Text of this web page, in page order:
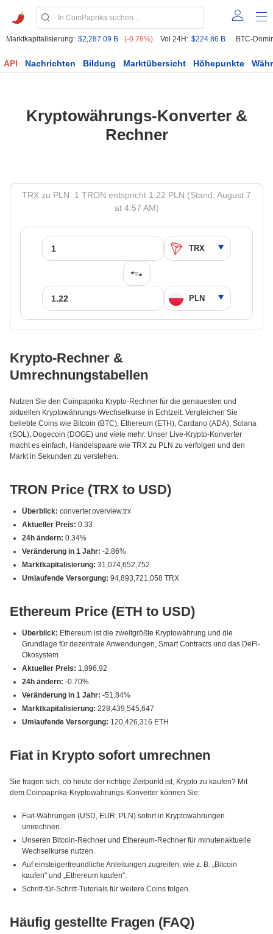
Marktkapitalisierung: $2,287.09 B (-0.78%) Vol 24H: $224.86 B BTC-
API Nachrichten Bildung Marktübersicht Höhepunkte
Kryptowährungs-Konverter &
Rechner
TRX zu PLN: 1 TRON entspricht 1.22 PLN (Stand: August 7
at 4:57 AM)
Krypto-Rechner &
Umrechnungstabellen
Nutzen Sie den Coinpaprika Krypto-Rechner für die genauesten und
aktuellen Kryptowährungs-Wechselkurse in Echtzeit. Vergleichen Sie
beliebte Coins wie Bitcoin (BTC), Ethereum (ETH), Cardano (ADA), Solana
(SOL), Dogecoin (DOGE) und viele mehr. Unser Live-Krypto-Konverter
macht es einfach, Handelspaare wie TRX zu PLN zu verfolgen und den
Markt in Sekunden zu verstehen.
TRON Price (TRX to USD)
Überblick: converter.overview.trx
Aktueller Preis: 0.33
24h ändern: 0.34%
Veränderung in 1 Jahr: -2.86%
Marktkapitalisierung: 31,074,652,752
Umlaufende Versorgung: 94,893,721,058 TRX
Ethereum Price (ETH to USD)
Überblick: Ethereum ist die zweitgrößte Kryptowährung und die
Grundlage für dezentrale Anwendungen, Smart Contracts und das DeFi-
Ökosystem.
Aktueller Preis: 1,896.92
24h ändern: -0.70%
Veränderung in 1 Jahr: -51.84%
Marktkapitalisierung: 228,439,545,647
Umlaufende Versorgung: 120,426,316 ETH
Fiat in Krypto sofort umrechnen
Sie fragen sich, ob heute der richtige Zeitpunkt ist, Krypto zu kaufen? Mit
dem Coinpaprika-Kryptowährungs-Konverter können Sie:
Fiat-Währungen (USD, EUR, PLN) sofort in Kryptowährungen
umrechnen.
Unseren Bitcoin-Rechner und Ethereum-Rechner für minutenaktuelle
Wechselkurse nutzen.
Auf einsteigerfreundliche Anleitungen zugreifen, wie z. B. „Bitcoin
kaufen" und „Ethereum kaufen".
Schritt-für-Schritt-Tutorials für weitere Coins folgen.
Häufig gestellte Fragen (FAQ)